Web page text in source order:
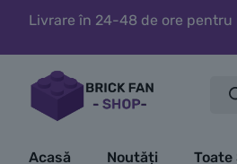
Livrare în 24-48 de ore pentru
Acasă Noutăți Toate